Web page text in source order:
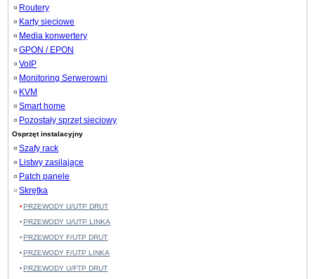
Routery
Karty sieciowe
Media konwertery
GPON / EPON
VoIP
Monitoring Serwerowni
KVM
Smart home
Pozostały sprzęt sieciowy
Osprzęt instalacyjny
Szafy rack
Listwy zasilające
Patch panele
Skrętka
PRZEWODY U/UTP DRUT
PRZEWODY U/UTP LINKA
PRZEWODY F/UTP DRUT
PRZEWODY F/UTP LINKA
PRZEWODY U/FTP DRUT